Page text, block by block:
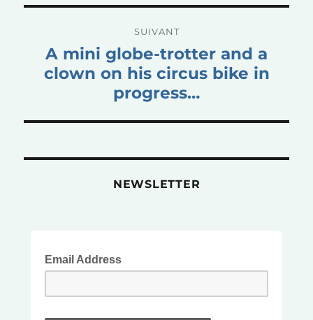
SUIVANT
Publication
suivante :
A mini globe-trotter and a
clown on his circus bike in
progress…
NEWSLETTER
Email Address